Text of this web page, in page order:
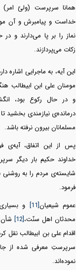
همانا سرپرست (ولیّ امر)
خداست و پیامبرش و آن
نماز را بر پا می‌دارند و در
زکات می‌پردازند.
این آیه، به ماجرایی اشاره
مومنان علی ابن ابیطالب
و در حال رکوع بود،
درمانده‌ی نیازمندی بخشید
مسلمانان بیرون نرفته باشد.
پس از این اتفاق، آیه‌ی
خداوند حکیم بار دیگر
شایسته‌ی مردم را به روشنی
فرمود.
عموم شیعیان[11]
و
محدثان اهل ‌‌‌‌‌‌‌‌‌‌‌‌‌‌‌‌‌‌سنّت،[12]
شأن
اقدام علی بن ابیطالب نقل
سرپرستِ معرفی شده از
نموده‌اند.